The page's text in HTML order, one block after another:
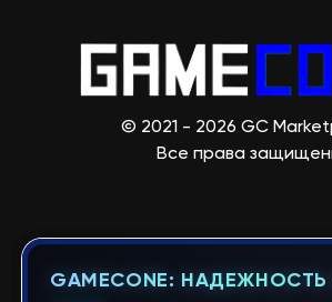
© 2021 - 2026 GC
Все права
GAMECONE: НАДЕЖНОСТЬ